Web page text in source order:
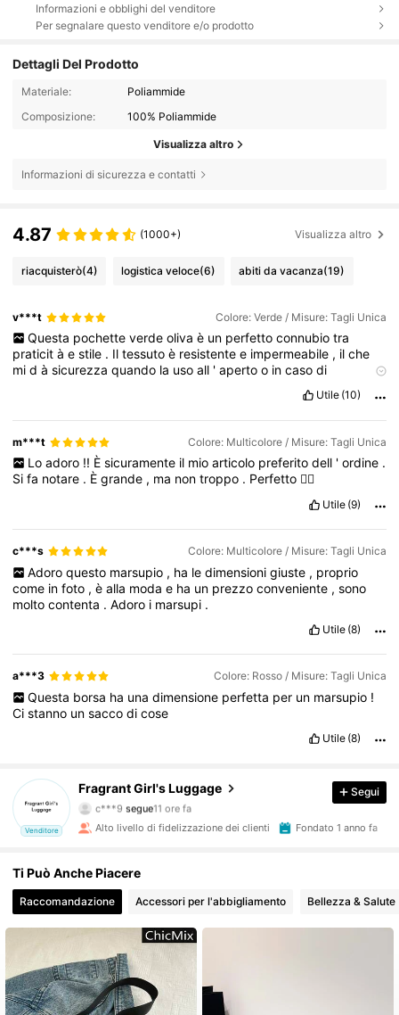
Informazioni e obblighi del venditore
Per segnalare questo venditore e/o prodotto
Dettagli Del Prodotto
Materiale:
Poliammide
Composizione:
100% Poliammide
Visualizza altro
Informazioni di sicurezza e contatti
4.87 (1000+) Visualizza altro
riacquisterò(4) logistica veloce(6) abiti da vacanza(19)
v***t Colore: Verde / Misure: Tagli Unica
Questa pochette verde oliva è un perfetto connubio tra
praticitàestile . Iltessutoè resistentee impermeabile , ilche
midàsicurezzaquando la usoall 'apertoo incasodi
aggiungonoanche
beltoccodirobustezzaaldesigncomplessivo.Èunapochette
sorprendentemente
cani , sacchettiper geldisinfettanteperlemanioanche
oggettipersonaliessenzialicome chiavie cartedurante le
passeggiate o lebrevi uscite.Laforma compattapermette
comodamente auna
allacintura .
lausiatepergliaccessoridelvostroanimaledomesticoopergli
oggettidiusoquotidiano questapochetteèunasoluzione
Utile (10)
m***t Colore: Multicolore / Misure: Tagli Unica
Lo adoro !! È sicuramente il mio articolo preferito dell ' ordine .
Sifa notare . Ègrande , ma nontroppo . Perfetto 👌🏻
Utile (9)
c***s Colore: Multicolore / Misure: Tagli Unica
Adoro questo marsupio , ha le dimensioni giuste , proprio
come infoto ,èalla modae ha un prezzoconveniente ,sono
moltocontenta .Adoro i marsupi .
Utile (8)
a***3 Colore: Rosso / Misure: Tagli Unica
Questa borsa ha una dimensione perfetta per un marsupio !
Cistanno unsaccodicose
Utile (8)
Venditore
Fragrant Girl's Luggage
c***9 segue11 ore fa
9.5K Follower
4.87
9.5K Follower
4.87 9.5K Follower
Segui
Alto livello di fidelizzazione dei clienti Fondato 1 anno fa
Ti Può Anche Piacere
Raccomandazione Accessori per l'abbigliamento Bellezza & Salute